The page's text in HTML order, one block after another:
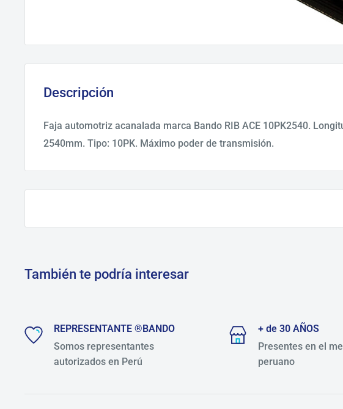
Descripción
Faja automotriz acanalada marca Bando RIB ACE 10PK2540.
2540mm. Tipo: 10PK. Máximo poder de transmisión.
También te podría interesar
REPRESENTANTE ®BANDO
Somos representantes
autorizados en Perú
+ de 30 AÑOS
Presentes en el
peruano